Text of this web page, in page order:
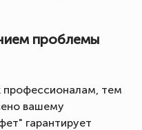
проблемы
профессионалам, тем
вашему
гарантирует